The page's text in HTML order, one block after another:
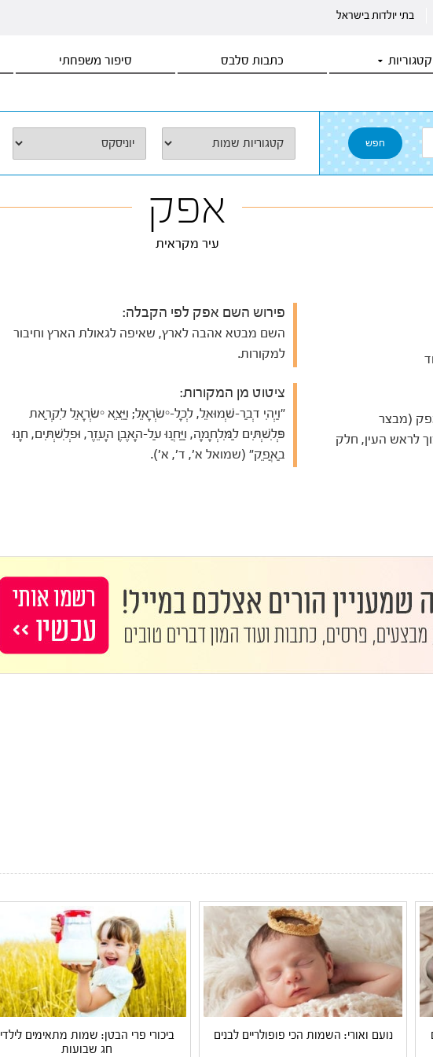
בתי יולדות בישראל
קטגוריות כתבות סלבס סיפור משפחתי
אפק
עיר מקראית
(מבצר
לראש העין, חלק
פירוש השם אפק לפי הקבלה:
השם מבטא אהבה לארץ, שאיפה לגאולת הארץ וחיבור
למקורות.
ציטוט מן המקורות:
"וַיְהִי דְבַר-שְׁמוּאֵל, לְכָל-יִשְׂרָאֵל; וַיֵּצֵא יִשְׂרָאֵל לִקְרַאת
פְּלִשְׁתִּים לַמִּלְחָמָה, וַיַּחֲנוּ עַל-הָאֶבֶן הָעֵזֶר, וּפְלִשְׁתִּים, חָנוּ
בַאֲפֵק" (שמואל א', ד', א').
נועם ואורי: השמות הכי פופולריים לבנים
ביכורי פרי הבטן: שמות מתאימים לילדי
חג שבועות